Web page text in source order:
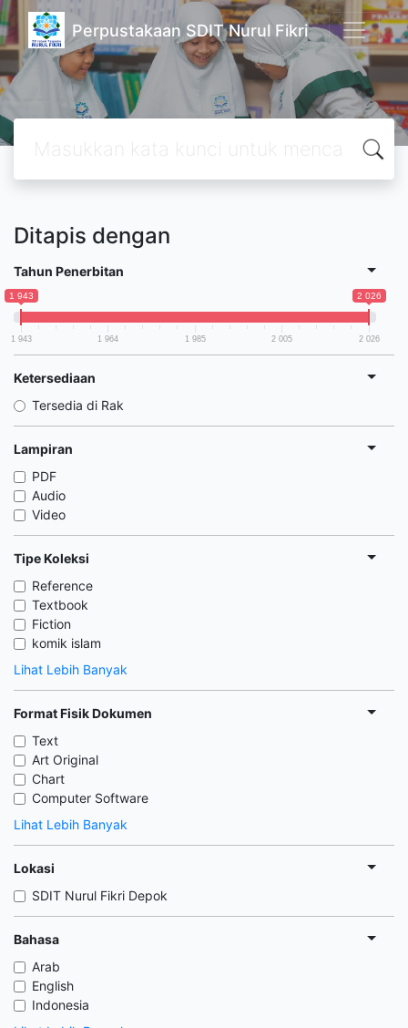
Perpustakaan SDIT Nurul Fikri
Ditapis dengan
Tahun Penerbitan
1 943 2 026
1 943 1 964 1 985 2 005 2 026
Ketersediaan
Tersedia di Rak
Lampiran
PDF
Audio
Video
Tipe Koleksi
Reference
Textbook
Fiction
komik islam
Lihat Lebih Banyak
Format Fisik Dokumen
Text
Art Original
Chart
Computer Software
Lihat Lebih Banyak
Lokasi
SDIT Nurul Fikri Depok
Bahasa
Arab
English
Indonesia